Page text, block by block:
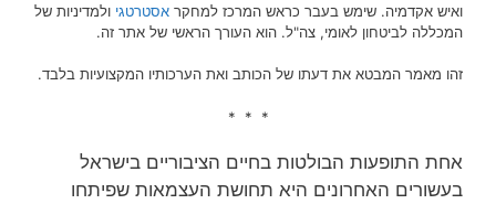
ואיש אקדמיה. שימש בעבר כראש המרכז למחקר אסטרטגי ולמדיניות של
המכללה לביטחון לאומי, צה"ל. הוא העורך הראשי של אתר זה.
זהו מאמר המבטא את דעתו של הכותב ואת הערכותיו המקצועיות בלבד.
* * *
אחת התופעות הבולטות בחיים הציבוריים בישראל
בעשורים האחרונים היא תחושת העצמאות שפיתחו